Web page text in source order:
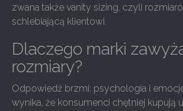
zwana także vanity sizing, czyli
schlebiającą klientowi.
Dlaczego marki
rozmiary?
Odpowiedź brzmi: psychologia i
wynika, że konsumenci chętniej kupują